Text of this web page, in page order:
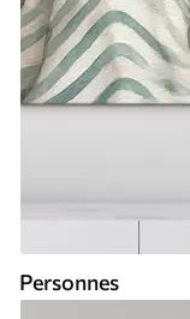
Personnes